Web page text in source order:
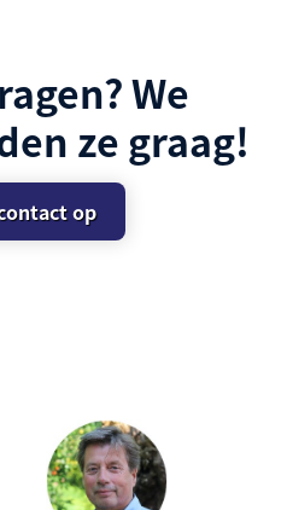
We
ze graag!
op